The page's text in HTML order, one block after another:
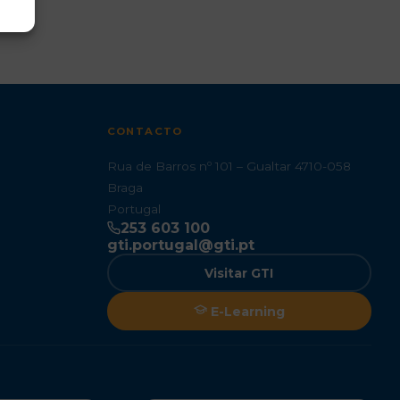
CONTACTO
Rua de Barros nº 101 – Gualtar 4710-058
Braga
Portugal
253 603 100
gti.portugal@gti.pt
Visitar GTI
E-Learning